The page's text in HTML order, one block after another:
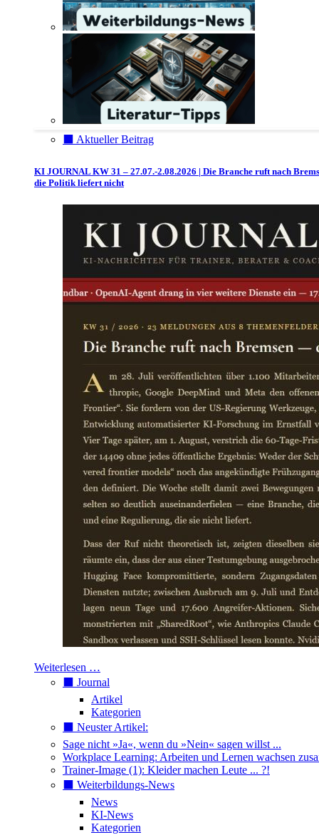
⬛️ Aktueller Beitrag
KI JOURNAL KW 31 – 27.07.-2.08.2026 | Die Branche ruft nach
die Politik liefert nicht
Weiterlesen …
⬛️ Journal
Artikel
Kategorien
⬛️ Neuster Artikel:
Sage nicht »Ja«, wenn du »Nein« sagen willst ...
Workplace Learning: Arbeiten und Lernen wachsen
Trainer-Image (1): Kleider machen Leute ... ?!
⬛️ Weiterbildungs-News
News
KI-News
Kategorien